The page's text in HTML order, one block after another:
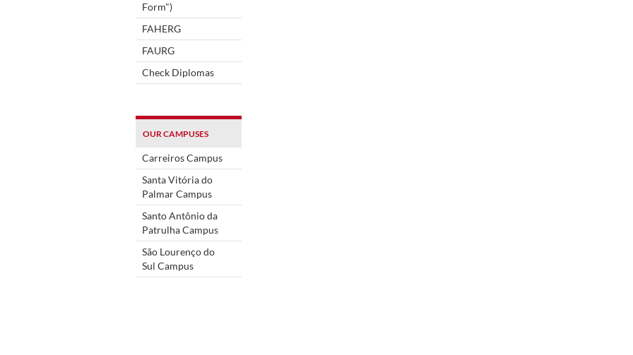
Form")
FAHERG
FAURG
Check Diplomas
OUR CAMPUSES
Carreiros Campus
Santa Vitória do
Palmar Campus
Santo Antônio da
Patrulha Campus
São Lourenço do
Sul Campus